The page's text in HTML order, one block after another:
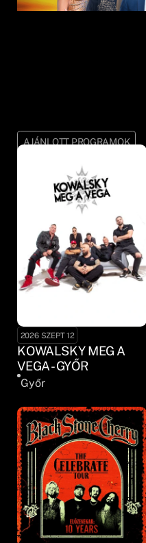
AJÁNLOTT PROGRAMOK
2026 SZEPT 12
KOWALSKY MEG A
VEGA - GYŐR
Győr